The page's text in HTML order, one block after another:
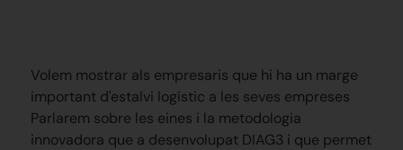
Volem mostrar als empresaris que hi ha un marge
important d'estalvi logístic a les seves empreses
Parlarem sobre les eines i la metodologia
innovadora que a desenvolupat DIAG3 i que permet